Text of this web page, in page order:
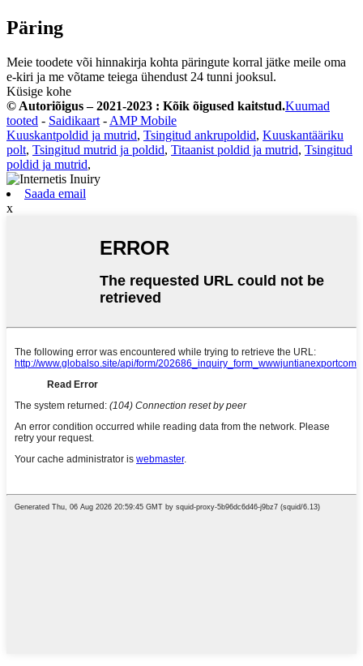
Päring
Meie toodete või hinnakirja kohta päringute korral jätke meile oma
e-kiri ja me võtame teiega ühendust 24 tunni jooksul.
Küsige kohe
© Autoriõigus – 2021-2023 : Kõik õigused kaitstud.Kuumad
tooted - Saidikaart - AMP Mobile
Kuuskantpoldid ja mutrid, Tsingitud ankrupoldid, Kuuskantääriku
polt, Tsingitud mutrid ja poldid, Titaanist poldid ja mutrid, Tsingitud
poldid ja mutrid,
Saada email
x